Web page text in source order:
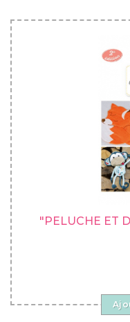
"PELUCHE ET